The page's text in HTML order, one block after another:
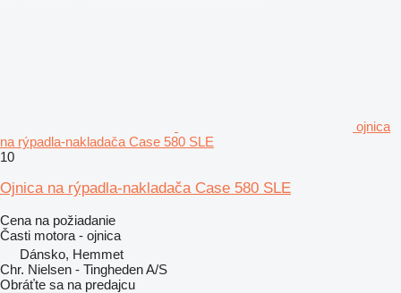
ojnica
na rýpadla-nakladača Case 580 SLE
10
Ojnica na rýpadla-nakladača Case 580 SLE
Cena na požiadanie
Časti motora - ojnica
Dánsko, Hemmet
Chr. Nielsen - Tingheden A/S
Obráťte sa na predajcu